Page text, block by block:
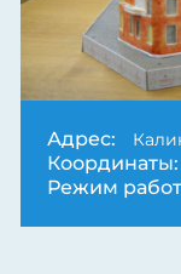
Адрес:
Координаты:
Режим